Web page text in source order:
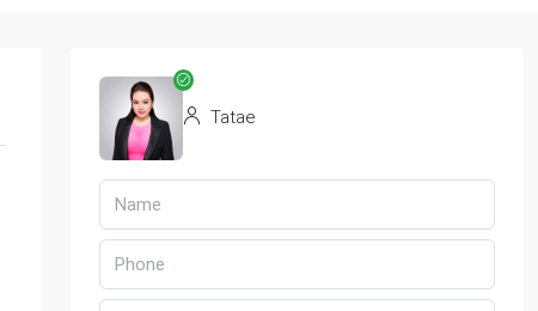
Tatae